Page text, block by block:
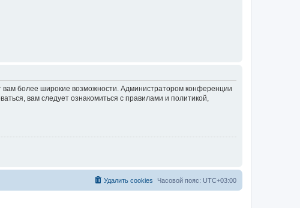
вам более широкие возможности. Администратором конференции
вам следует ознакомиться с правилами и политикой,
Часовой пояс: UTC+03:00
Удалить cookies